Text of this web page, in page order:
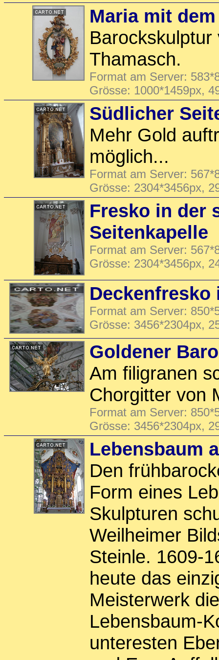
Maria mit
Barockskulptur
Thamasch.
Format am Server:
Grösse: 1000*1459px,
Südlicher
Mehr Gold
möglich...
Format am Server:
Grösse: 2304*3456px,
Fresko in der
Seitenkapelle
Format am Server:
Grösse: 2304*3456px,
Format am Server:
Grösse: 3456*2304px,
Goldener
Am filigranen
Chorgitter von
Format am Server:
Grösse: 3456*2304px,
Lebensbaum
Den
Form eines
Skulpturen
Weilheimer
Steinle. 1609-
heute das
Meisterwerk
Lebensbaum-
unteresten